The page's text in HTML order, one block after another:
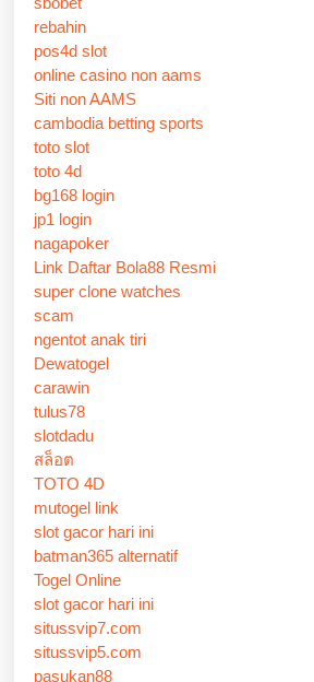
rebahin
pos4d slot
online casino non aams
Siti non AAMS
cambodia betting sports
toto slot
toto 4d
bg168 login
jp1 login
nagapoker
Link Daftar Bola88 Resmi
super clone watches
scam
ngentot anak tiri
Dewatogel
carawin
tulus78
slotdadu
สล็อต
TOTO 4D
mutogel link
slot gacor hari ini
batman365 alternatif
Togel Online
slot gacor hari ini
situssvip7.com
situssvip5.com
pasukan88